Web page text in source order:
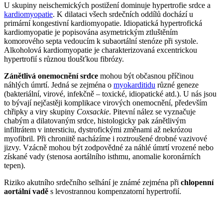
U skupiny neischemických postižení dominuje hypertrofie srdce a
kardiomyopatie. K dilataci všech srdečních oddílů dochází u
primární kongestivní kardiomyopatie. Idiopatická hypertrofická
kardiomyopatie je popisována asymetrickým ztluštěním
komorového septa vedoucím k subaortální stenóze při systole.
Alkoholová kardiomyopatie je charakterizovaná excentrickou
hypertrofií s různou tloušťkou fibrózy.
Zánětlivá onemocnění srdce mohou být občasnou příčinou
náhlých úmrtí. Jedná se zejména o myokarditidu různé geneze
(bakteriální, virové, infekčně – toxické, idiopatické atd.). U nás jsou
to bývají nejčastěji komplikace virových onemocnění, především
chřipky a viry skupiny Coxsackie. Pitevní nález se vyznačuje
chabým a dilatovaným srdce, histologicky pak zánětlivým
infiltrátem v intersticiu, dystrofickými změnami až nekrózou
myofibril. Při chroniitě nacházíme i roztroušené drobné vazivové
jizvy. Vzácně mohou být zodpovědné za náhlé úmrtí vrozené nebo
získané vady (stenosa aortálního isthmu, anomalie koronárních
tepen).
Riziko akutního srdečního selhání je známé zejména při chlopenní
aortální vadě s levostrannou kompenzatorní hypertrofií.